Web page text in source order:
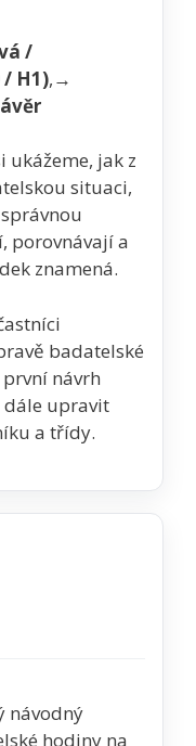
/
H1),→
ávěr
ukážeme, jak z
situaci,
porovnávají a
znamená.
badatelské
návrh
dále upravit
a třídy.
návodný
hodiny na